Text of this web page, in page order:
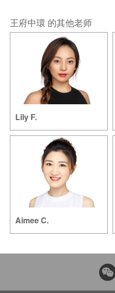
王府中環 的其他老师
Lily F.
Aimee C.